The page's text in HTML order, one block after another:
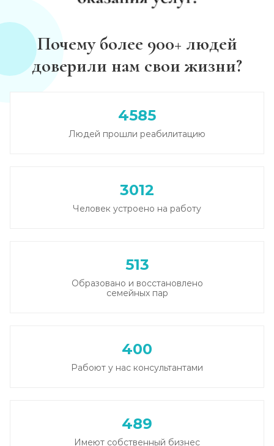
Круглосуточный вывод из запоя
от 3 500 ₽
Круглосуточный вывод из запоя
Вывод из запоя в стационаре (сутки)
Записаться
Лечение плазмаферезом
Кодирование дисульфирамом
Почему более 900+ людей
доверили нам свои жизни?
4585
Людей прошли реабилитацию
3012
Человек устроено на работу
513
Образовано и восстановлено
семейных пар
400
Рабоют у нас консультантами
489
Имеют собственный бизнес